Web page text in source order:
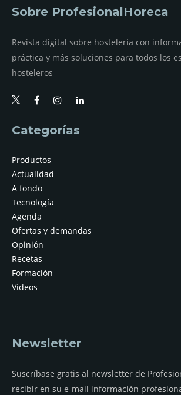
Sobre ProfesionalHoreca
Revista digital sobre hostelería con
práctica y más soluciones para todos los
hosteleros
Categorías
Productos
Actualidad
A fondo
Tecnología
Agenda
Ofertas y demandas
Opinión
Recetas
Formación
Vídeos
Newsletter
Suscríbase gratis al newsletter de
recibir en su e-mail información